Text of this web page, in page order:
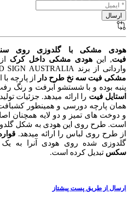
هودی مشکی با گلدوزی روی
فیت, اینهودی مشکی داخل کرک
وارداتی از برند ROAD SIGN AUSTRALIA می باشد این
مشکی فیت سه نخ طرح دار
از پارچه
پنبه بوده و با شستشو آبرفت و رنگ
استایل فیت را ارائه میدهد. جزئیات
همان پارچه دورسی و همینطور
و دوخت های تمیز و دو لایه همچنان
است. طرح روی این هودی به شکل
از طرح روی لباس را ارائه میدهد.
گلدوزی شده روی هودی آنرا به
سکس تبدیل کرده است.
ارسال از طریق پست پیشتاز